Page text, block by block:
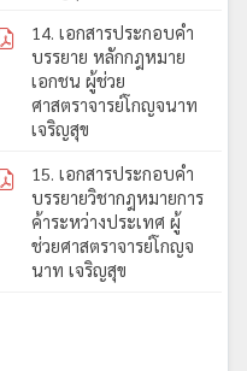
14. เอกสารประกอบคำ
บรรยาย หลักกฎหมาย
เอกชน ผู้ช่วย
ศาสตราจารย์โกญจนาท
เจริญสุข
15. เอกสารประกอบคำ
บรรยายวิชากฎหมายการ
ค้าระหว่างประเทศ ผู้
ช่วยศาสตราจารย์โกญจ
นาท เจริญสุข